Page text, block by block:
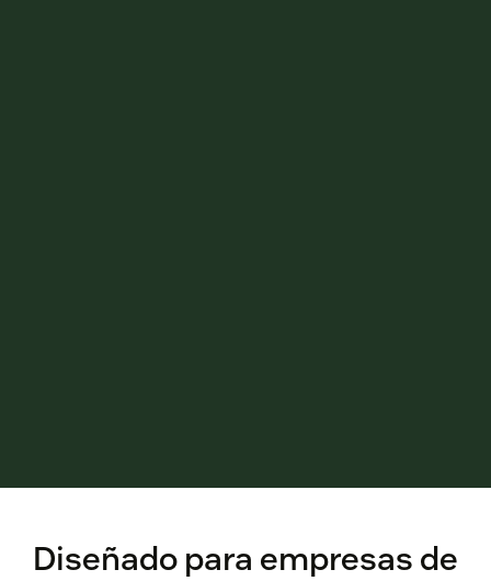
Diseñado para empresas de